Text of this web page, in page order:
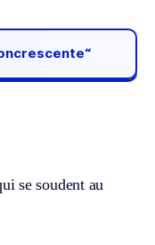
se soudent au